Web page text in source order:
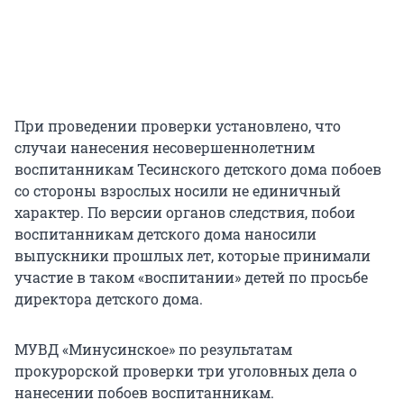
При проведении проверки установлено, что
случаи нанесения несовершеннолетним
воспитанникам Тесинского детского дома побоев
со стороны взрослых носили не единичный
характер. По версии органов следствия, побои
воспитанникам детского дома наносили
выпускники прошлых лет, которые принимали
участие в таком «воспитании» детей по просьбе
директора детского дома.
МУВД «Минусинское» по результатам
прокурорской проверки три уголовных дела о
нанесении побоев воспитанникам.